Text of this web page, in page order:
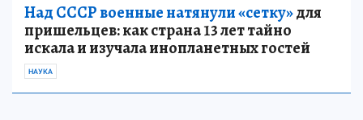
Над СССР военные натянули «сетку»для
пришельцев: как страна 13 лет тайно
искала и изучала инопланетных гостей
НАУКА